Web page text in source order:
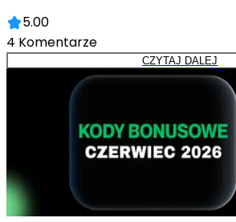
5.00
4 Komentarze
CZYTAJ DALEJ